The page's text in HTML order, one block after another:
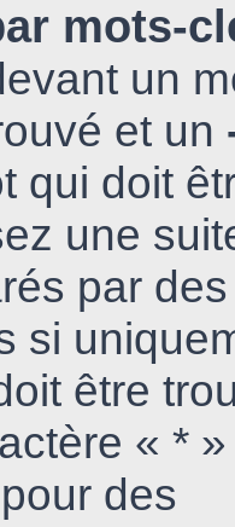
mots-
un
et un
qui doit
une
par
si
être
« * »
des